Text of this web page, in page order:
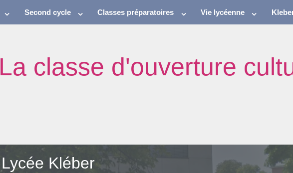
Second cycle Classes préparatoires Vie lycéenne
La classe d'ouverture
Lycée Kléber